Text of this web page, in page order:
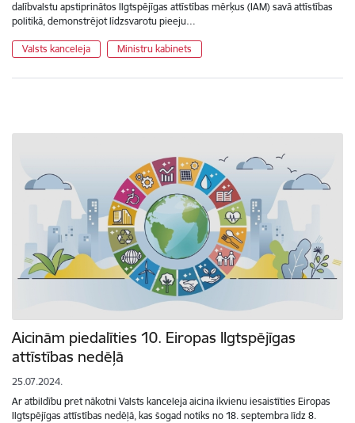
dalībvalstu apstiprinātos Ilgtspējīgas attīstības mērķus (IAM) savā attīstības
politikā, demonstrējot līdzsvarotu pieeju…
Valsts kanceleja Ministru kabinets
Aicinām piedalīties 10. Eiropas Ilgtspējīgas
attīstības nedēļā
25.07.2024.
Ar atbildību pret nākotni Valsts kanceleja aicina ikvienu iesaistīties Eiropas
Ilgtspējīgas attīstības nedēļā, kas šogad notiks no 18. septembra līdz 8.